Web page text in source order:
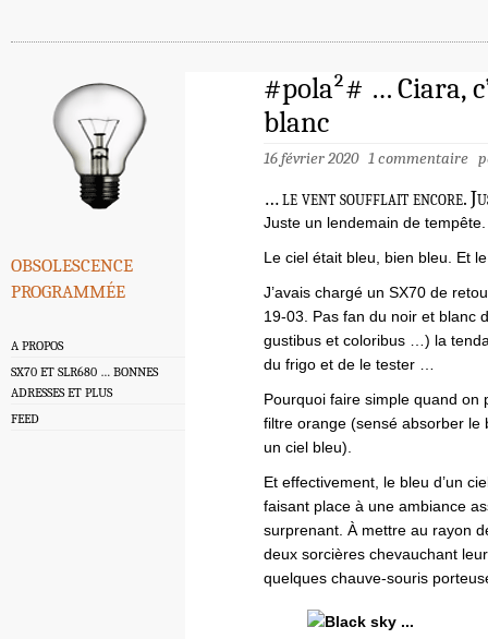
obsolescence
programmée
A PROPOS
SX70 ET SLR680 … BONNES
ADRESSES ET PLUS
FEED
#pola²# … Ciara,
blanc
16 février 2020 1 commentaire
… le vent soufflait encore.
Juste un lendemain de tempête.
Le ciel était bleu, bien bleu. Et
J’avais chargé un SX70 de
19-03. Pas fan du noir et blanc
gustibus et coloribus …) la
du frigo et de le tester …
Pourquoi faire simple quand
filtre orange (sensé absorber le
un ciel bleu).
Et effectivement, le bleu d’un
faisant place à une ambiance
surprenant. À mettre au rayon
deux sorcières chevauchant
quelques chauve-souris